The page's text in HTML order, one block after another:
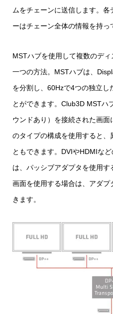
ムをチェーンに送信します。
ーはチェーン全体の情報を持っ
MSTハブを使用して複数のデ
一つの方法。MSTハブは、
を分割し、60Hzで4つの独立し
とができます。Club3D MSTハ
ウンドあり）を接続された画面
のタイプの構成を使用すると、
ともできます。DVIやHDMIな
は、パッシブアダプタを使用
画面を使用する場合は、アダ
きます。